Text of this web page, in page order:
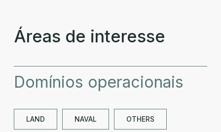
Áreas de interesse
Domínios operacionais
LAND NAVAL OTHERS